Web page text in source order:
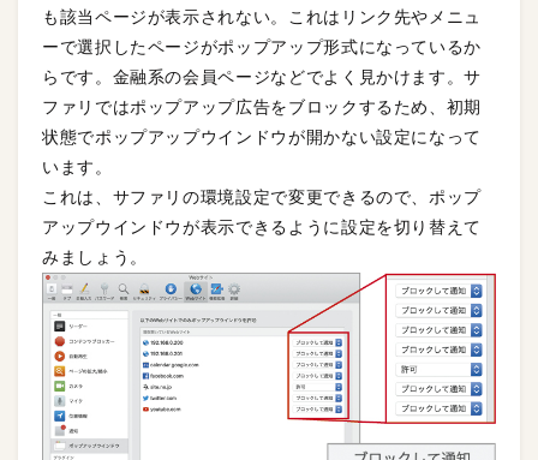
も該当ページが表示されない。これはリンク先やメニュ
ーで選択したページがポップアップ形式になっているか
らです。金融系の会員ページなどでよく見かけます。サ
ファリではポップアップ広告をブロックするため、初期
状態でポップアップウインドウが開かない設定になって
います。
これは、サファリの環境設定で変更できるので、ポップ
アップウインドウが表示できるように設定を切り替えて
みましょう。